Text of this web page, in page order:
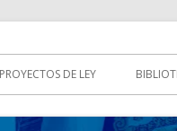
PROYECTOS DE LEY